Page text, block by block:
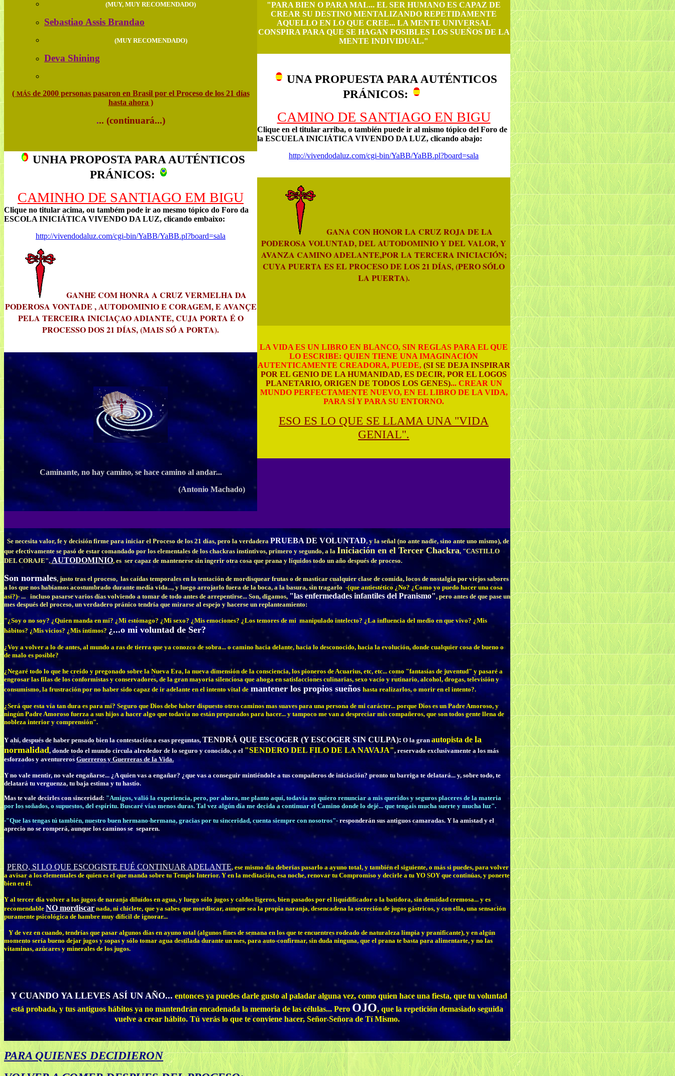
(MUY, MUY RECOMENDADO)
Sebastiao Assis Brandao
(MUY RECOMENDADO)
Deva Shining
( MÁSde 2000 personas pasaron en Brasil por el Proceso de los 21 días
hasta ahora )
... (continuará...)
UNHA PROPOSTA PARA AUTÉNTICOS
PRÁNICOS:
CAMINHO DE SANTIAGO EM BIGU
Clique no titular acima, ou também pode ir ao mesmo tópico do Foro da
ESCOLA INICIÁTICA VIVENDO DA LUZ, clicando embaixo:
http://vivendodaluz.com/cgi-bin/YaBB/YaBB.pl?board=sala
GANHE COM HONRA A CRUZ VERMELHA DA
PODEROSA VONTADE , AUTODOMINIO E CORAGEM, E AVANÇE
PELA TERCEIRA INICIAÇAO ADIANTE, CUJA PORTA É O
PROCESSO DOS 21 DÍAS, (MAIS SÓ A PORTA).
Caminante, no hay camino, se hace camino al andar...
(Antonio Machado)
"PARA BIEN O PARA MAL... EL SER HUMANO ES CAPAZ DE
CREAR SU DESTINO MENTALIZANDO REPETIDAMENTE
AQUELLO EN LO QUE CREE... LA MENTE UNIVERSAL
CONSPIRA PARA QUE SE HAGAN POSIBLES LOS SUEÑOS DE LA
MENTE INDIVIDUAL."
UNA PROPUESTA PARA AUTÉNTICOS
PRÁNICOS:
CAMINO DE SANTIAGO EN BIGU
Clique en el titular arriba, o también puede ir al mismo tópico del Foro de
la ESCUELA INICIÁTICA VIVENDO DA LUZ, clicando abajo:
http://vivendodaluz.com/cgi-bin/YaBB/YaBB.pl?board=sala
GANA CON HONOR LA CRUZ ROJA DE LA
PODEROSA VOLUNTAD, DEL AUTODOMINIO Y DEL VALOR, Y
AVANZA CAMINO ADELANTE,POR LA TERCERA INICIACIÓN;
CUYA PUERTA ES EL PROCESO DE LOS 21 DÍAS, (PERO SÓLO
LA PUERTA).
LA VIDA ES UN LIBRO EN BLANCO, SIN REGLAS PARA EL QUE
LO ESCRIBE: QUIEN TIENE UNA IMAGINACIÓN
AUTENTICAMENTE CREADORA, PUEDE, (SI SE DEJA INSPIRAR
POR EL GENIO DE LA HUMANIDAD, ES DECIR, POR EL LOGOS
PLANETARIO, ORIGEN DE TODOS LOS GENES)... CREAR UN
MUNDO PERFECTAMENTE NUEVO, EN EL LIBRO DE LA VIDA,
PARA SÍ Y PARA SU ENTORNO.
ESO ES LO QUE SE LLAMA UNA "VIDA
GENIAL".
Se necesita valor, fe y decisión firme para iniciar el Proceso de los 21 días, pero la verdadera PRUEBA DE VOLUNTAD, y la señal (no ante nadie, sino ante uno mismo), de
que efectivamente se pasó de estar comandado por los elementales de los chackras instintivos, primero y segundo, a la Iniciación en el Tercer Chackra, "CASTILLO
DEL CORAJE", AUTODOMINIO, es ser capaz de mantenerse sin ingerir otra cosa que prana y líquidos todo un año después de proceso.
Son normales, justo tras el proceso, las caídas temporales en la tentación de mordisquear frutas o de masticar cualquier clase de comida, locos de nostalgia por viejos sabores
a los que nos habíamos acostumbrado durante media vida..., y luego arrojarlo fuera de la boca, a la basura, sin tragarlo -(que antiestético ¿No? ¿Como yo puedo hacer una cosa
así?)-... incluso pasarse varios días volviendo a tomar de todo antes de arrepentirse... Son, digamos, "las enfermedades infantiles del Pranismo", pero antes de que pase un
mes después del proceso, un verdadero pránico tendría que mirarse al espejo y hacerse un replanteamiento:
"¿Soy o no soy? ¿Quien manda en mí? ¿Mi estómago? ¿Mi sexo? ¿Mis emociones? ¿Los temores de mi manipulado intelecto? ¿La influencia del medio en que vivo? ¿Mis
hábitos? ¿Mis vicios? ¿Mis íntimos? ¿...o mi voluntad de Ser?
¿Voy a volver a lo de antes, al mundo a ras de tierra que ya conozco de sobra... o camino hacia delante, hacia lo desconocido, hacia la evolución, donde cualquier cosa de bueno o
de malo es posible?
¿Negaré todo lo que he creído y pregonado sobre la Nueva Era, la nueva dimensión de la consciencia, los pioneros de Acuarius, etc, etc... como "fantasías de juventud" y pasaré a
engrosar las filas de los conformistas y conservadores, de la gran mayoría silenciosa que ahoga en satisfacciones culinarias, sexo vacío y rutinario, alcohol, drogas, televisión y
consumismo, la frustración por no haber sido capaz de ir adelante en el intento vital de mantener los propios sueños hasta realizarlos, o morir en el intento?.
¿Será que esta vía tan dura es para mí? Seguro que Dios debe haber dispuesto otros caminos mas suaves para una persona de mi carácter... porque Dios es un Padre Amoroso, y
ningún Padre Amoroso fuerza a sus hijos a hacer algo que todavía no están preparados para hacer... y tampoco me van a despreciar mis compañeros, que son todos gente llena de
nobleza interior y comprensión".
Y ahí, después de haber pensado bien la contestación a esas preguntas,TENDRÁ QUE ESCOGER (Y ESCOGER SIN CULPA): O la gran autopista de la
normalidad, donde todo el mundo circula alrededor de lo seguro y conocido, o el "SENDERO DEL FILO DE LA NAVAJA", reservado exclusivamente a los más
esforzados y aventurerosGuerreros y Guerreras de la Vida.
Y no vale mentir, no vale engañarse... ¿A quien vas a engañar? ¿que vas a conseguir mintiéndole a tus compañeros de iniciación? pronto tu barriga te delatará... y, sobre todo, te
delatará tu verguenza, tu baja estima y tu hastío.
Mas te vale decirles con sinceridad: "Amigos, valió la experiencia, pero, por ahora, me planto aquí, todavía no quiero renunciar a mis queridos y seguros placeres de la materia
por los soñados, o supuestos, del espíritu. Buscaré vías menos duras. Tal vez algún día me decida a continuar el Camino donde lo dejé... que tengais mucha suerte y mucha luz".
-"Que las tengas tú también, nuestro buen hermano-hermana, gracias por tu sinceridad, cuenta siempre con nosotros"- responderán sus antiguos camaradas. Y la amistad y el
aprecio no se romperá, aunque los caminos se separen.
PERO, SI LO QUE ESCOGISTE FUÉ CONTINUAR ADELANTE, ese mismo día deberías pasarlo a ayuno total, y también el siguiente, o más si puedes, para volver
a avisar a los elementales de quien es el que manda sobre tu Templo Interior. Y en la meditación, esa noche, renovar tu Compromiso y decirle a tu YO SOY que continúas, y ponerte
bien en él.
Y al tercer día volver a los jugos de naranja diluídos en agua, y luego sólo jugos y caldos ligeros, bien pasados por el liquidificador o la batidora, sin densidad cremosa... y es
recomendable NO mordiscar nada, ni chiclete, que ya sabes que mordiscar, aunque sea la propia naranja, desencadena la secreción de jugos gástricos, y con ella, una sensación
puramente psicológica de hambre muy difícil de ignorar...
Y de vez en cuando, tendrías que pasar algunos días en ayuno total (algunos fines de semana en los que te encuentres rodeado de naturaleza limpia y pranificante), y en algún
momento sería bueno dejar jugos y sopas y sólo tomar agua destilada durante un mes, para auto-confirmar, sin duda ninguna, que el prana te basta para alimentarte, y no las
vitaminas, azúcares y minerales de los jugos.
Y CUANDO YA LLEVES ASÍ UN AÑO... entonces ya puedes darle gusto al paladar alguna vez, como quien hace una fiesta, que tu voluntad
está probada, y tus antiguos hábitos ya no mantendrán encadenada la memoria de las células... Pero OJO, que la repetición demasiado seguida
vuelve a crear hábito. Tú verás lo que te conviene hacer, Señor-Señora de Tí Mismo.
PARA QUIENES DECIDIERON